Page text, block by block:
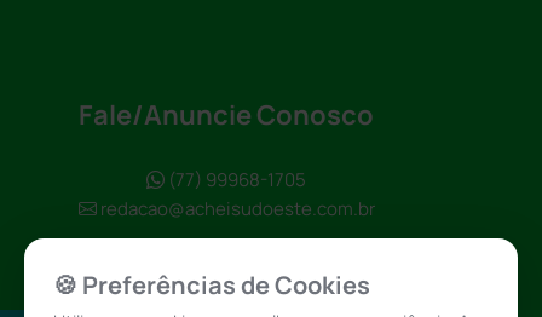
Fale/Anuncie Conosco
(77) 99968-1705
redacao@acheisudoeste.com.br
🍪 Preferências de Cookies